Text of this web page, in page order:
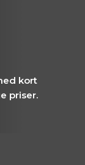
kort
priser.